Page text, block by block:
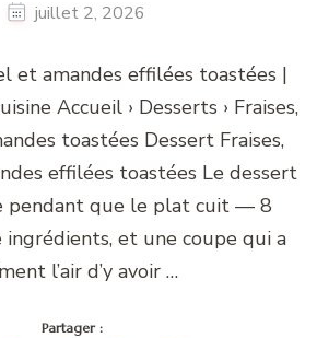
juillet 2, 2026
et amandes effilées toastées |
Accueil › Desserts › Fraises,
toastées Dessert Fraises,
effilées toastées Le dessert
pendant que le plat cuit — 8
et une coupe qui a
l’air d’y avoir …
Partager :